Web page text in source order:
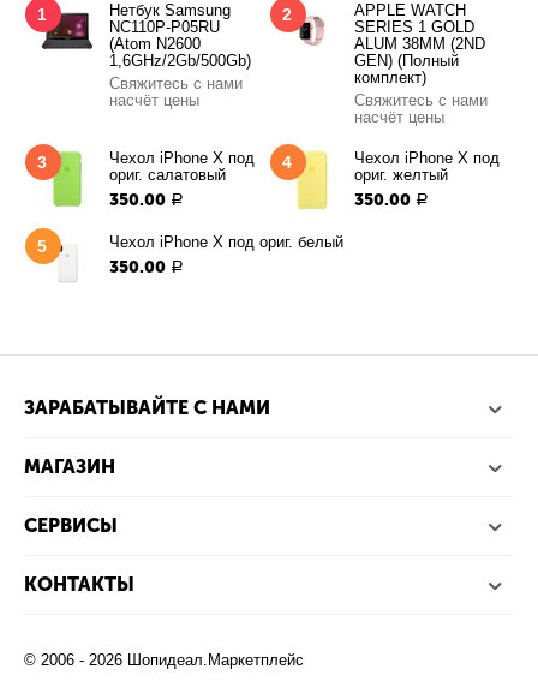
1
Нетбук Samsung
NC110P-P05RU
(Atom N2600
1,6GHz/2Gb/500Gb)
Свяжитесь с нами
насчёт цены
2
APPLE WATCH
SERIES 1 GOLD
ALUM 38MM (2ND
GEN) (Полный
комплект)
Свяжитесь с нами
насчёт цены
3
Чехол iPhone X под
ориг. салатовый
350.00 Р
4
Чехол iPhone X под
ориг. желтый
350.00 Р
5 Чехол iPhone X под ориг. белый
350.00 Р
ЗАРАБАТЫВАЙТЕ С НАМИ
МАГАЗИН
СЕРВИСЫ
КОНТАКТЫ
© 2006 - 2026 Шопидеал.Маркетплейс